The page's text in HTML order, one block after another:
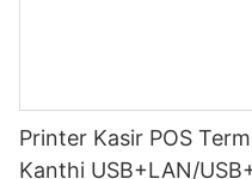
Printer Kasir POS
Kanthi USB+LAN/